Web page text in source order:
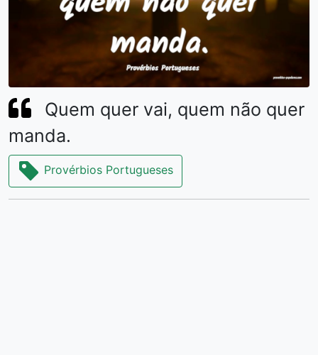
Quem quer vai, quem não quer
manda.
Provérbios Portugueses